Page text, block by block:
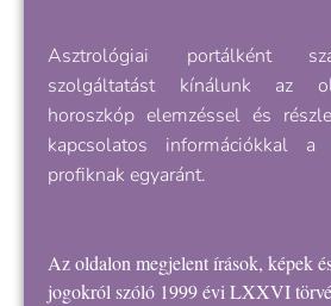
Asztrológiai portálként
szolgáltatást kínálunk az
horoszkóp elemzéssel és
kapcsolatos információkkal
profiknak egyaránt.
Az oldalon megjelent írások, képek
jogokról szóló 1999 évi LXXVI